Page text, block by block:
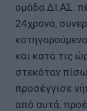
ομάδα ΔΙ.ΑΣ.
24χρονο,
και κατά τις
στεκόταν
προσέγγισε
από αυτά,